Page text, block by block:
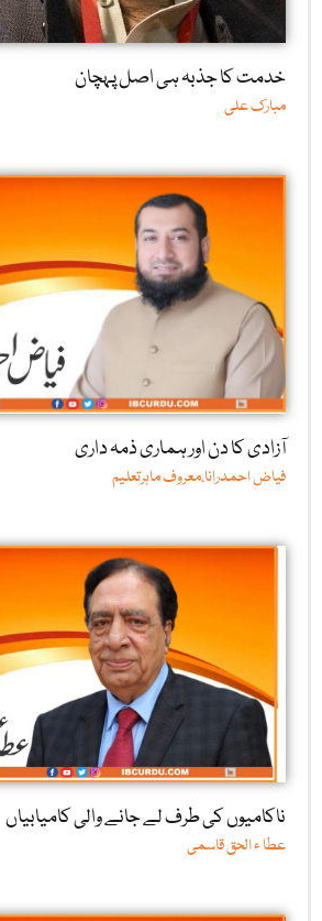
خدمت کا جذبہ ہی اصل پہچان
مبارک علی
آزادی کا دن اور ہماری ذمہ داری
فیاض احمدرانا،معروف ماہرتعلیم
ناکامیوں کی طرف لے جانے والی کامیابیاں
عطا ء الحق قاسمی